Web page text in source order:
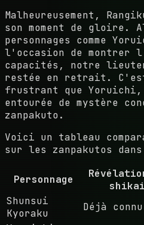
Malheureusement,
son moment de gloire.
personnages comme
l'occasion de montrer
capacités, notre
restée en retrait.
frustrant que
entourée de mystère
zanpakuto.
Voici un tableau
sur les zanpakutos
Personnage
shikai
Shunsui
Kyoraku
Déjà connu